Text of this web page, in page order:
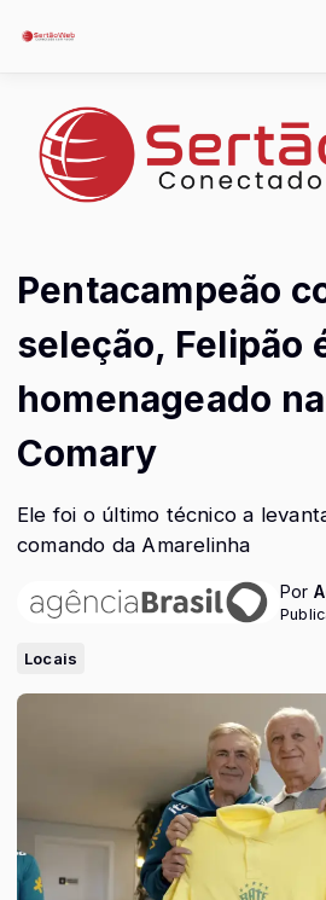
Pentacampeão
seleção, Felipão
homenageado
Comary
Ele foi o último técnico a
comando da Amarelinha
Por
Locais